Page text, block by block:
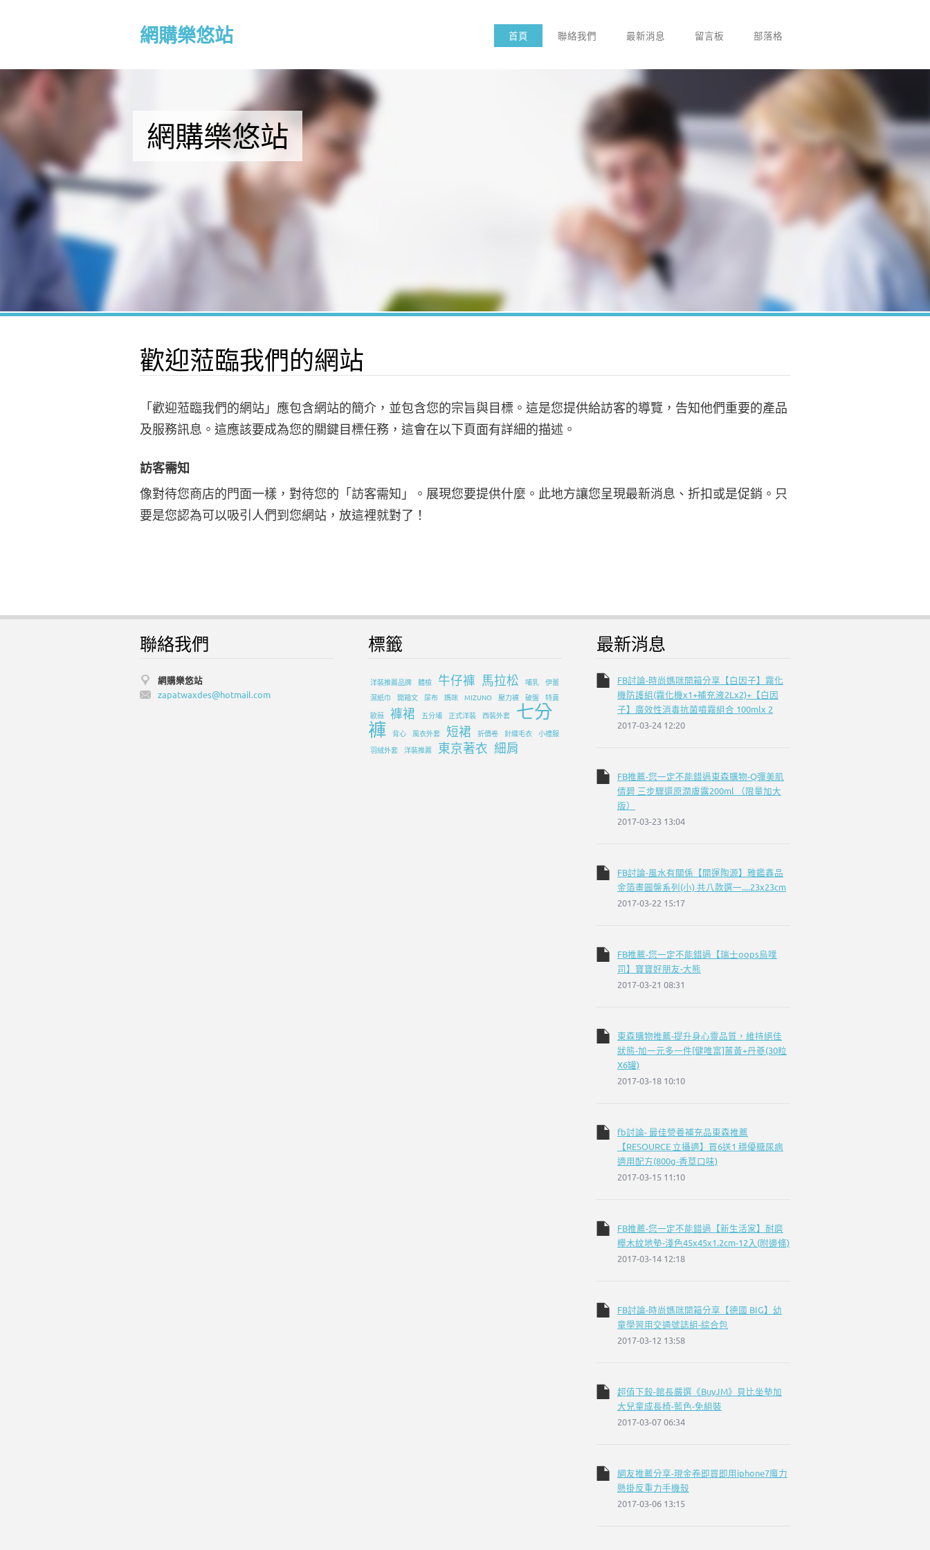
網購樂悠站 首頁 聯絡我們 最新消息 留言板 部落格
網購樂悠站
歡迎蒞臨我們的網站
「歡迎蒞臨我們的網站」應包含網站的簡介，並包含您的宗旨與目標。這是您提供給訪客的導覽，告知他們重要的產品
及服務訊息。這應該要成為您的關鍵目標任務，這會在以下頁面有詳細的描述。
訪客需知
像對待您商店的門面一樣，對待您的「訪客需知」。展現您要提供什麼。此地方讓您呈現最新消息、折扣或是促銷。只
要是您認為可以吸引人們到您網站，放這裡就對了！
聯絡我們
網購樂悠站
zapatwaxdes@hotmail.com
標籤
洋裝推薦品牌 體檢 牛仔褲 馬拉松 哺乳 伊蕾
濕紙巾
開箱文 尿布 媽咪 MIZUNO 壓力褲 破盤 特賣
歐薇 褲裙 五分埔 正式洋裝 西裝外套
七分
褲 背心 風衣外套 短裙 折價卷 針織毛衣 小禮服
羽絨外套 洋裝推薦 東京著衣 細肩
最新消息
FB討論-時尚媽咪開箱分享【白因子】霧化
機防護組(霧化機x1+補充液2Lx2)+【白因
子】廣效性消毒抗菌噴霧組合 100mlx 2
2017-03-24 12:20
FB推薦-您一定不能錯過東森購物-Q彈美肌
倩碧 三步驟還原潤膚露200ml （限量加大
版）
2017-03-23 13:04
FB討論-風水有關係【開運陶源】雅鑑鑫品
金箔畫圓盤系列(小) 共八款選一....23x23cm
2017-03-22 15:17
FB推薦-您一定不能錯過【瑞士oops烏噗
司】寶寶好朋友-大熊
2017-03-21 08:31
東森購物推薦-提升身心靈品質，維持絕佳
狀態-加一元多一件[健唯富]薑黃+丹蔘(30粒
X6罐)
2017-03-18 10:10
fb討論- 最佳營養補充品東森推薦
【RESOURCE 立攝適】買6送1 穩優糖尿病
適用配方(800g-香草口味)
2017-03-15 11:10
FB推薦-您一定不能錯過【新生活家】耐磨
櫸木紋地墊-淺色45x45x1.2cm-12入(附邊條)
2017-03-14 12:18
FB討論-時尚媽咪開箱分享【德國 BIG】幼
童學習用交通號誌組-綜合包
2017-03-12 13:58
超值下殺-館長嚴選《BuyJM》貝比坐墊加
大兒童成長椅-藍色-免組裝
2017-03-07 06:34
網友推薦分享-現金卷即買即用iphone7魔力
懸掛反重力手機殼
2017-03-06 13:15